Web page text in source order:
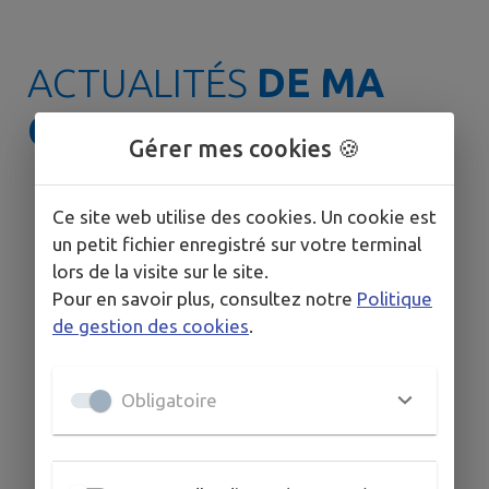
ACTUALITÉS DE MA
COMMUNEGérer mes cookies 🍪
Ce site web utilise des cookies. Un cookie est
un petit fichier enregistré sur votre terminal
lors de la visite sur le site.
Pour en savoir plus, consultez notre Politique
de gestion des cookies
Obligatoire